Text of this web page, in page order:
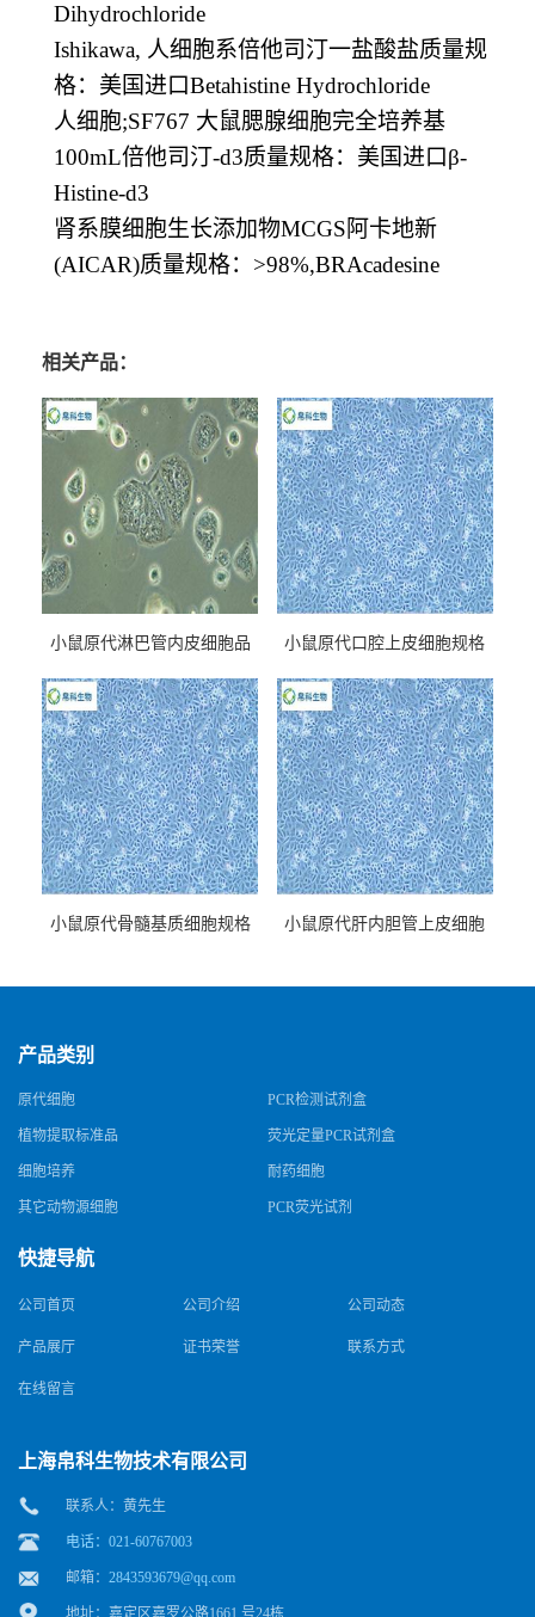
Dihydrochloride
Ishikawa, 人细胞系倍他司汀一盐酸盐质量规
格：美国进口Betahistine Hydrochloride
人细胞;SF767 大鼠腮腺细胞完全培养基
100mL倍他司汀-d3质量规格：美国进口β-
Histine-d3
肾系膜细胞生长添加物MCGS阿卡地新
(AICAR)质量规格： >98%,BRAcadesine
相关产品：
小鼠原代淋巴管内皮细胞品
小鼠原代口腔上皮细胞规格
小鼠原代骨髓基质细胞规格
小鼠原代肝内胆管上皮细胞
产品类别
原代细胞 PCR检测试剂盒
植物提取标准品 荧光定量PCR试剂盒
细胞培养 耐药细胞
其它动物源细胞 PCR荧光试剂
快捷导航
公司首页 公司介绍 公司动态
产品展厅 证书荣誉 联系方式
在线留言
上海帛科生物技术有限公司
联系人：黄先生
电话：021-60767003
邮箱： 2843593679@qq.com